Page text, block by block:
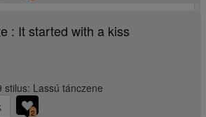
: It started with a kiss
stilus: Lassú tánczene
2